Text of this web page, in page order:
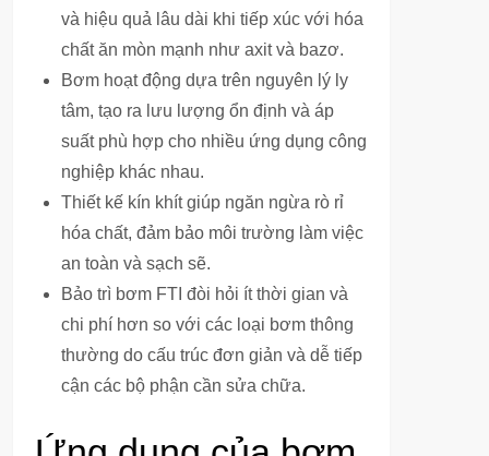
và hiệu quả lâu dài khi tiếp xúc với hóa
chất ăn mòn mạnh như axit và bazơ.
Bơm hoạt động dựa trên nguyên lý ly
tâm, tạo ra lưu lượng ổn định và áp
suất phù hợp cho nhiều ứng dụng công
nghiệp khác nhau.
Thiết kế kín khít giúp ngăn ngừa rò rỉ
hóa chất, đảm bảo môi trường làm việc
an toàn và sạch sẽ.
Bảo trì bơm FTI đòi hỏi ít thời gian và
chi phí hơn so với các loại bơm thông
thường do cấu trúc đơn giản và dễ tiếp
cận các bộ phận cần sửa chữa.